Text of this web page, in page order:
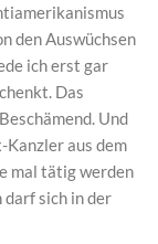
den Auswüchsen
ich erst gar
Das
Und
aus dem
mal tätig werden
darf sich in der